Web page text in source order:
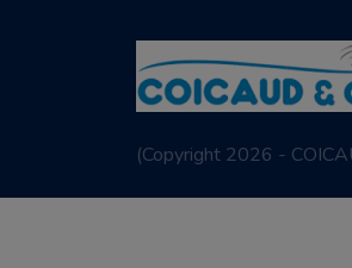
(Copyright 2026 -